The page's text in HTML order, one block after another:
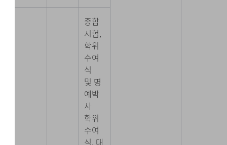
종합
시험,
학위
수여
식
및 명
예박
사
학위
수여
식, 대